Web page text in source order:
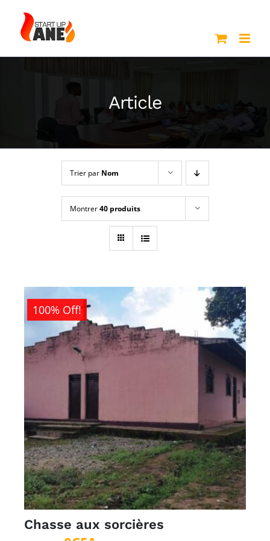
contenu
Article
Trier par Nom
Montrer40 produits
100% Off!
Chasse aux sorcières